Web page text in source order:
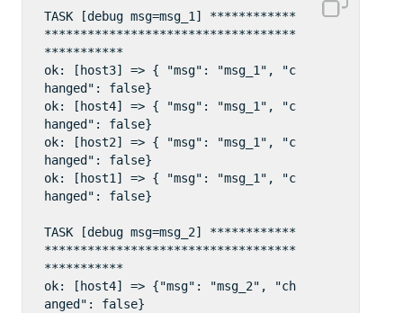
TASK [debug msg=msg_1] ************
***********************************
***********
ok: [host3] => { "msg": "msg_1", "c
hanged": false}
ok: [host4] => { "msg": "msg_1", "c
hanged": false}
ok: [host2] => { "msg": "msg_1", "c
hanged": false}
ok: [host1] => { "msg": "msg_1", "c
hanged": false}
TASK [debug msg=msg_2] ************
***********************************
***********
ok: [host4] => {"msg": "msg_2", "ch
anged": false}